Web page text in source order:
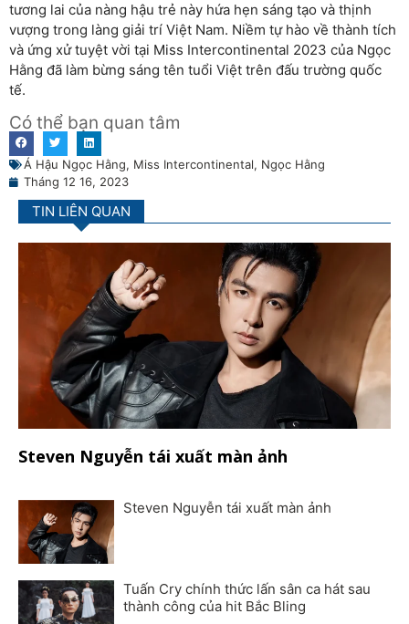
tương lai của nàng hậu trẻ này hứa hẹn sáng tạo và thịnh
vượng trong làng giải trí Việt Nam. Niềm tự hào về thành tích
và ứng xử tuyệt vời tại Miss Intercontinental 2023 của Ngọc
Hằng đã làm bừng sáng tên tuổi Việt trên đấu trường quốc
tế.
Có thể bạn quan tâm
Á Hậu Ngọc Hằng, Miss Intercontinental, Ngọc Hằng
Tháng 12 16, 2023
TIN LIÊN QUAN
Steven Nguyễn tái xuất màn ảnh
Steven Nguyễn tái xuất màn ảnh
Tuấn Cry chính thức lấn sân ca hát sau
thành công của hit Bắc Bling